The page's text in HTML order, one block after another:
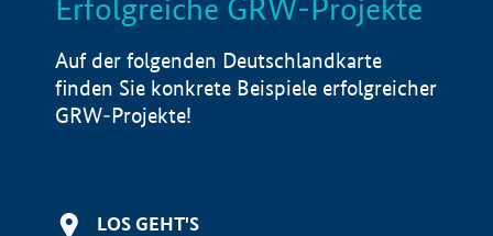
LISTE Info
Auf der folgenden Deutschlandkarte
finden Sie konkrete Beispiele erfolgreicher
GRW-Projekte!
LOS GEHT'S